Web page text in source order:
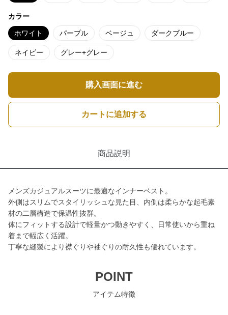
カラー
ホワイト パープル ベージュ ダークブルー
ネイビー グレー+グレー
購入画面に進む
カートに追加する
商品説明
メンズカジュアルスーツに最適なインナーベスト。
外側はスリムでスタイリッシュな見た目、内側は柔らかな起毛素
材の二層構造で保温性抜群。
体にフィットする設計で軽量かつ動きやすく、日常使いから重ね
着まで幅広く活躍。
丁寧な縫製により襟ぐりや袖ぐりの耐久性も優れています。
POINT
アイテム特徴